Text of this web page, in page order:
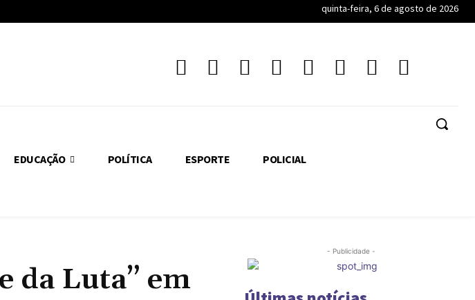
quinta-feira, 6 de agosto de 2026
EDUCAÇÃO POLÍTICA ESPORTE POLICIAL
da Luta” em
- Publicidade -